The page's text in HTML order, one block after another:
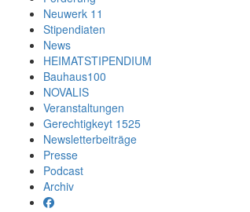
Neuwerk 11
Stipendiaten
News
HEIMATSTIPENDIUM
Bauhaus100
NOVALIS
Veranstaltungen
Gerechtigkeyt 1525
Newsletterbeiträge
Presse
Podcast
Archiv